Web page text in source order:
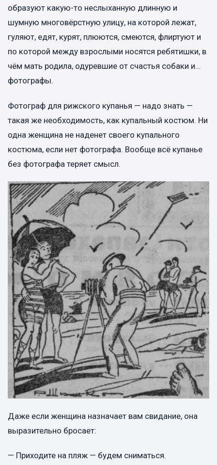
образуют какую-то неслыханную длинную и
шумную многовёрстную улицу, на которой лежат,
гуляют, едят, курят, плюются, смеются, флиртуют и
по которой между взрослыми носятся ребятишки, в
чём мать родила, одуревшие от счастья собаки и…
фотографы.
Фотограф для рижского купанья — надо знать —
такая же необходимость, как купальный костюм. Ни
одна женщина не наденет своего купального
костюма, если нет фотографа. Вообще всё купанье
без фотографа теряет смысл.
Даже если женщина назначает вам свидание, она
выразительно бросает:
— Приходите на пляж — будем сниматься.